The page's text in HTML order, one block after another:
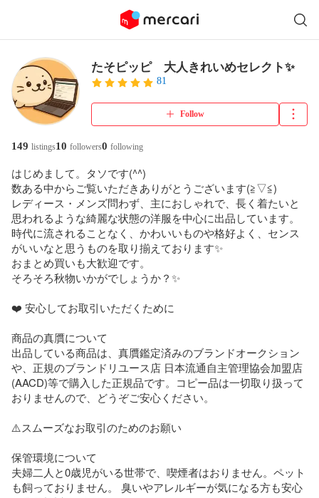
たそピッピ 大人きれいめセレクト✨
81
Follow
149 listings10 followers0 following
​はじめまして。タソです(⁠^⁠^⁠)
数ある中からご覧いただきありがとうございます(⁠≧⁠▽⁠≦⁠)
​レディース・メンズ問わず、主におしゃれで、長く着たいと
思われるような綺麗な状態の洋服を中心に出品しています。
時代に流されることなく、かわいいものや格好よく、センス
がいいなと思うものを取り揃えております✨
おまとめ買いも大歓迎です。
そろそろ秋物いかがでしょうか？✨
​❤️ 安心してお取引いただくために
​商品の真贋について
出品している商品は、真贋鑑定済みのブランドオークション
や、正規のブランドリユース店 日本流通自主管理協会加盟店
(AACD)等で購入した正規品です。コピー品は一切取り扱って
おりませんので、どうぞご安心ください。
​⚠️スムーズなお取引のためのお願い
​保管環境について
夫婦二人と0歳児がいる世帯で、喫煙者はおりません。ペット
も飼っておりません。 臭いやアレルギーが気になる方も安心